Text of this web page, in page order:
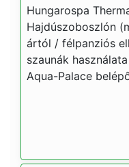
Hungarospa
Hajdúszoboszlón
ártól / félpanziós
szaunák
Aqua-Palace